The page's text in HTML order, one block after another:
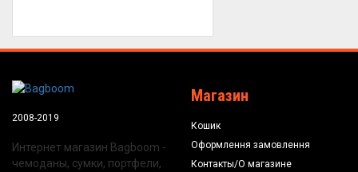
2008-2019
Интернет магазин Bagboom -
чемоданы, сумки, портфели,
Магазин
Кошик
Оформлення замовлення
Контакты/О магазине